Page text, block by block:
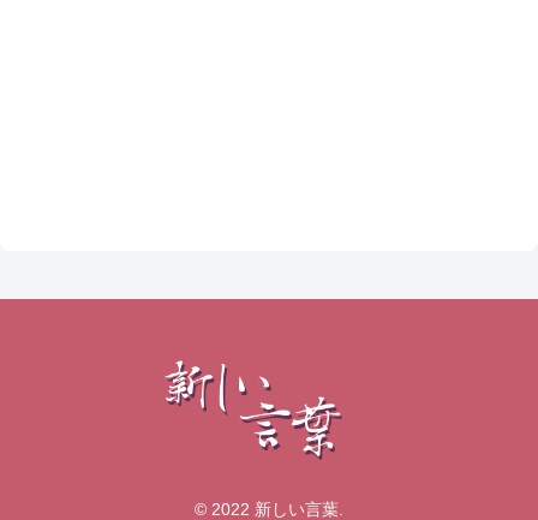
© 2022 新しい言葉.